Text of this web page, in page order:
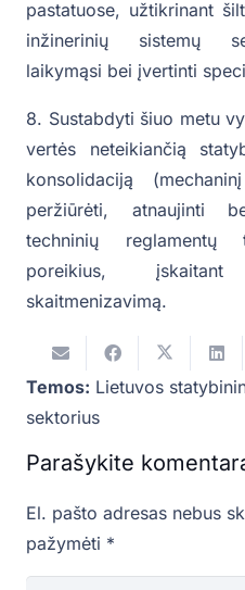
pastatuose, užtikrinant
inžinerinių sistemų
laikymąsi bei įvertinti
8. Sustabdyti šiuo metu
vertės neteikiančią
konsolidaciją
peržiūrėti, atnaujinti
techninių
poreikius,
skaitmenizavimą.
Temos: Lietuvos
sektorius
Parašykite
El. pašto adresas nebus
pažymėti *